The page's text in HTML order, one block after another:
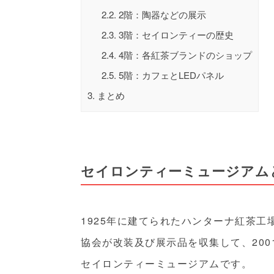
2.2. 2階：陶器などの展示
2.3. 3階：セイロンティーの歴史
2.4. 4階：各紅茶ブランドのショップ
2.5. 5階：カフェとLEDパネル
3. まとめ
セイロンティーミュージアム
1925年に建てられたハンターナ紅茶工
協会が改装及び展示品を収集して、
セイロンティーミュージアムです。